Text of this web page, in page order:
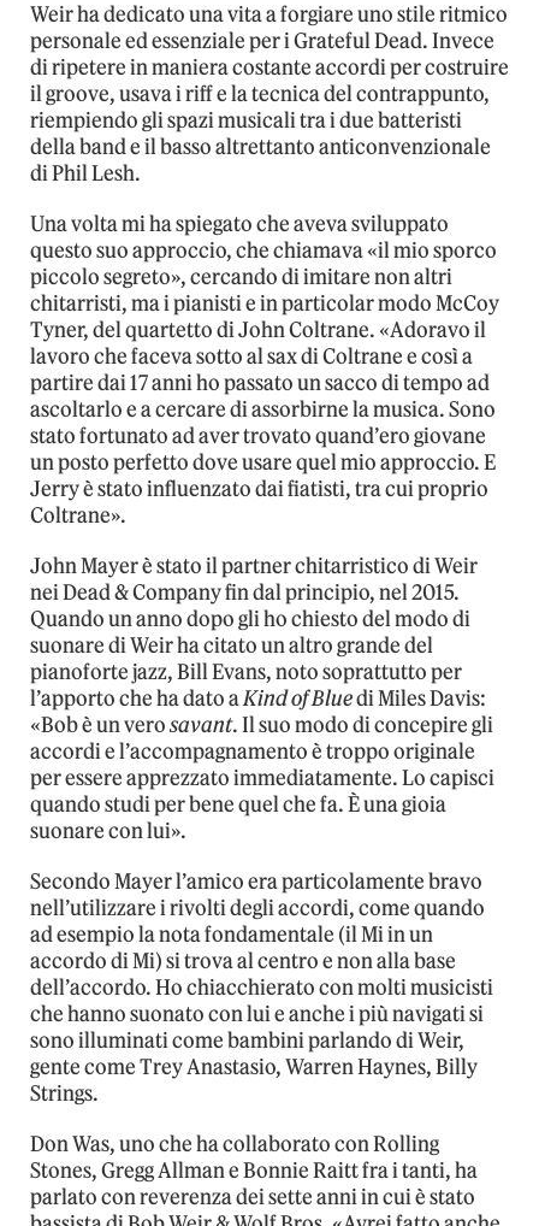
Weir ha dedicato una vita a forgiare uno stile ritmico
personale ed essenziale per i Grateful Dead. Invece
di ripetere in maniera costante accordi per costruire
il groove, usava i riff e la tecnica del contrappunto,
riempiendo gli spazi musicali tra i due batteristi
della band e il basso altrettanto anticonvenzionale
di Phil Lesh.
Una volta mi ha spiegato che aveva sviluppato
questo suo approccio, che chiamava «il mio sporco
piccolo segreto», cercando di imitare non altri
chitarristi, ma i pianisti e in particolar modo McCoy
Tyner, del quartetto di John Coltrane. «Adoravo il
lavoro che faceva sotto al sax di Coltrane e così a
partire dai 17 anni ho passato un sacco di tempo ad
ascoltarlo e a cercare di assorbirne la musica. Sono
stato fortunato ad aver trovato quand’ero giovane
un posto perfetto dove usare quel mio approccio. E
Jerry è stato influenzato dai fiatisti, tra cui proprio
Coltrane».
John Mayer è stato il partner chitarristico di Weir
nei Dead & Company fin dal principio, nel 2015.
Quando un anno dopo gli ho chiesto del modo di
suonare di Weir ha citato un altro grande del
pianoforte jazz, Bill Evans, noto soprattutto per
l’apporto che ha dato aKind of Bluedi Miles Davis:
«Bob è un verosavant. Il suo modo di concepire gli
accordi e l’accompagnamento è troppo originale
per essere apprezzato immediatamente. Lo capisci
quando studi per bene quel che fa. È una gioia
suonare con lui».
Secondo Mayer l’amico era particolamente bravo
nell’utilizzare i rivolti degli accordi, come quando
ad esempio la nota fondamentale (il Mi in un
accordo di Mi) si trova al centro e non alla base
dell’accordo. Ho chiacchierato con molti musicisti
che hanno suonato con lui e anche i più navigati si
sono illuminati come bambini parlando di Weir,
gente come Trey Anastasio, Warren Haynes, Billy
Strings.
Don Was, uno che ha collaborato con Rolling
Stones, Gregg Allman e Bonnie Raitt fra i tanti, ha
parlato con reverenza dei sette anni in cui è stato